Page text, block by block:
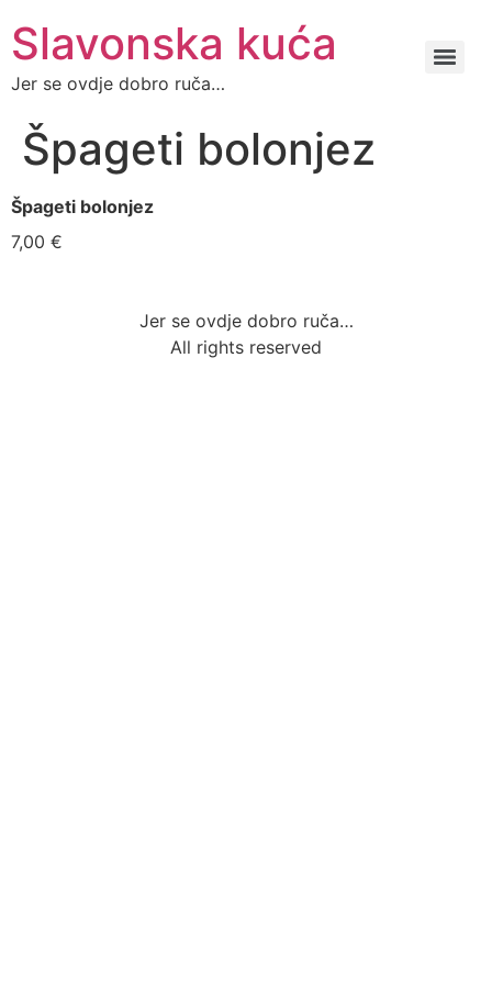
Slavonska kuća
Jer se ovdje dobro ruča…
Špageti bolonjez
Špageti bolonjez
7,00 €
Jer se ovdje dobro ruča…
All rights reserved